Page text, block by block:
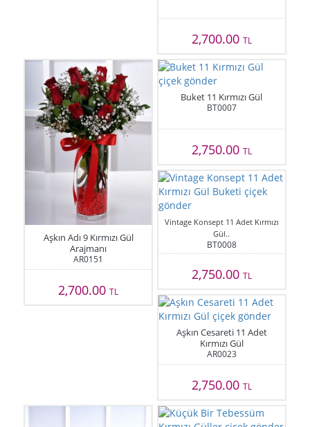
2,700.00 TL
Aşkın Adı 9 Kırmızı Gül
Arajmanı
AR0151
2,700.00TL
Buket 11 Kırmızı Gül
BT0007
2,750.00 TL
Vintage Konsept 11 Adet Kırmızı
Gül..
BT0008
2,750.00 TL
Aşkın Cesareti 11 Adet
Kırmızı Gül
AR0023
2,750.00 TL